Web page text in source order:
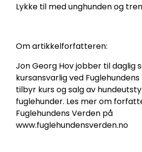
Lykke til med unghunden og
Om artikkelforfatteren:
Jon Georg Hov jobber til daglig
kursansvarlig ved
tilbyr kurs og salg av
fuglehunder. Les mer om
Fuglehundens Verden på
www.fuglehundensverden.no